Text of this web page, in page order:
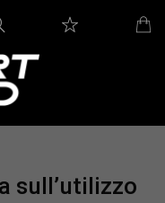
sull’utilizzo